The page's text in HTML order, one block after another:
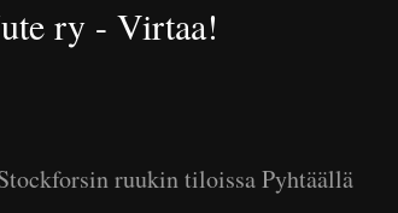
ry - Virtaa!
ruukin tiloissa Pyhtäällä